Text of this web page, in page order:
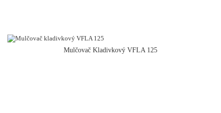
Mulčovač Kladivkový VFLA 125